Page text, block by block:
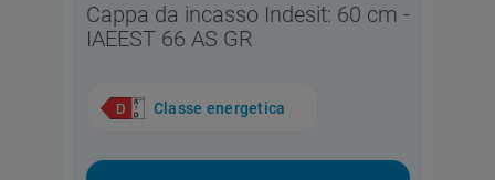
Cappa da incasso Indesit: 60 cm -
IAEEST 66 AS GR
Classe energetica